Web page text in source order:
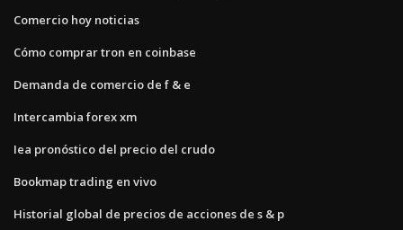
Comercio hoy noticias
Cómo comprar tron ​​en coinbase
Demanda de comercio de f & e
Intercambia forex xm
Iea pronóstico del precio del crudo
Bookmap trading en vivo
Historial global de precios de acciones de s & p